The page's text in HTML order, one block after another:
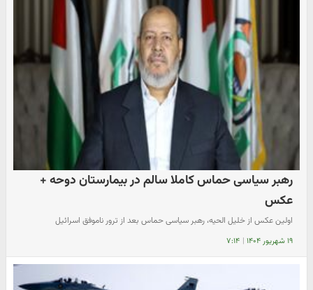
رهبر سیاسی حماس کاملا سالم در بیمارستان دوحه +
عکس
اولین عکس از خلیل الحیه، رهبر سیاسی حماس بعد از ترور ناموفق اسرائیل
۱۹ شهریور ۱۴۰۴ | ۷:۱۴